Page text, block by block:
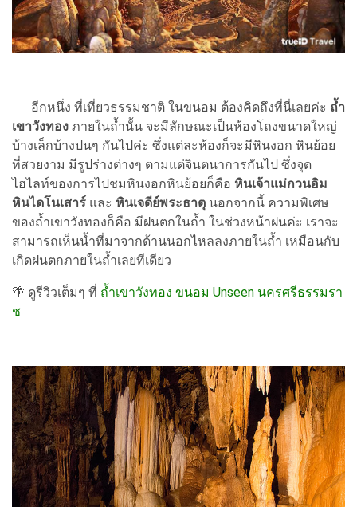
อีกหนึ่ง ที่เที่ยวธรรมชาติ ในขนอม ต้องคิดถึงที่นี่เลยค่ะ ถ้ำ
เขาวังทอง ภายในถ้ำนั้น จะมีลักษณะเป็นห้องโถงขนาดใหญ่
บ้างเล็กบ้างปนๆ กันไปค่ะ ซึ่งแต่ละห้องก็จะมีหินงอก หินย้อย
ที่สวยงาม มีรูปร่างต่างๆ ตามแต่จินตนาการกันไป ซึ่งจุด
ไฮไลท์ของการไปชมหินงอกหินย้อยก็คือ หินเจ้าแม่กวนอิม
หินไดโนเสาร์ และ หินเจดีย์พระธาตุ นอกจากนี้ ความพิเศษ
ของถ้ำเขาวังทองก็คือ มีฝนตกในถ้ำ ในช่วงหน้าฝนค่ะ เราจะ
สามารถเห็นน้ำที่มาจากด้านนอกไหลลงภายในถ้ำ เหมือนกับ
เกิดฝนตกภายในถ้ำเลยทีเดียว
🌴 ดูรีวิวเต็มๆ ที่ ถ้ำเขาวังทอง ขนอม Unseen นครศรีธรรมรา
ช